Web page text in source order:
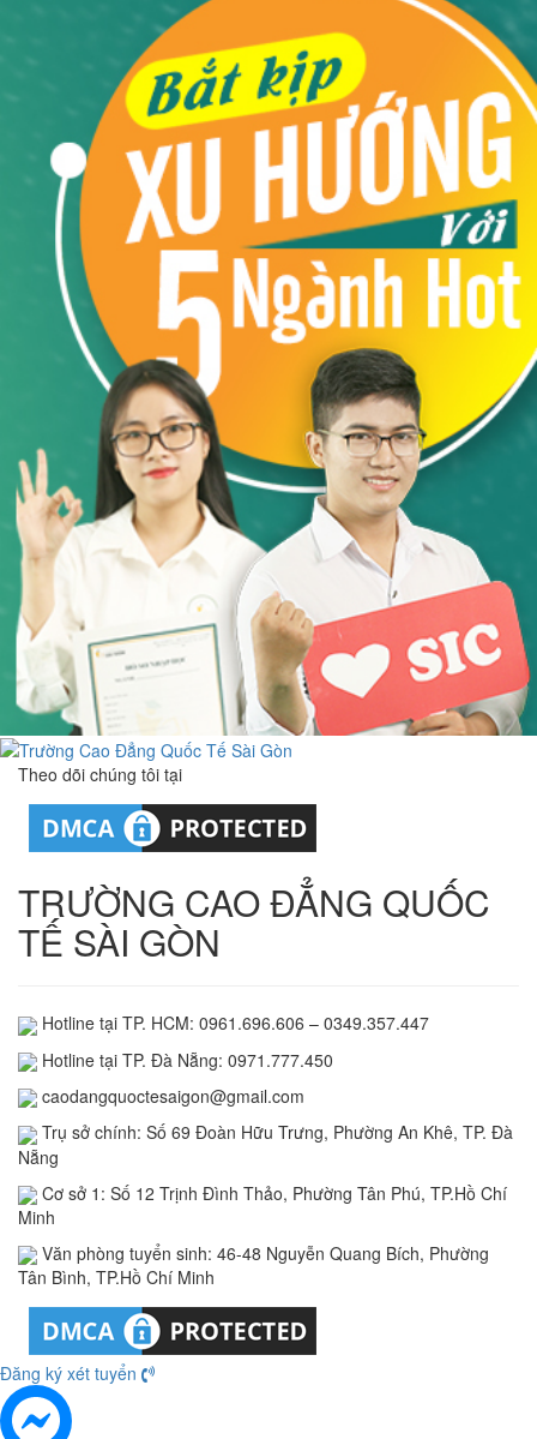
Theo dõi chúng tôi tại
TRƯỜNG CAO ĐẲNG QUỐC
TẾ SÀI GÒN
Hotline tại TP. HCM: 0961.696.606 – 0349.357.447
Hotline tại TP. Đà Nẵng: 0971.777.450
caodangquoctesaigon@gmail.com
Trụ sở chính: Số 69 Đoàn Hữu Trưng, Phường An Khê, TP. Đà
Nẵng
Cơ sở 1: Số 12 Trịnh Đình Thảo, Phường Tân Phú, TP.Hồ Chí
Minh
Văn phòng tuyển sinh: 46-48 Nguyễn Quang Bích, Phường
Tân Bình, TP.Hồ Chí Minh
Đăng ký xét tuyển